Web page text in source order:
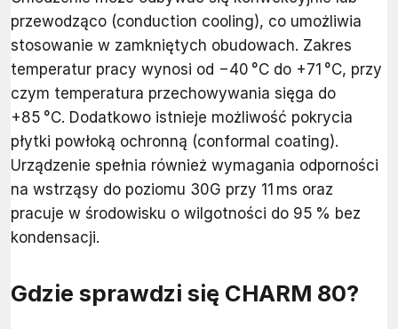
przewodząco (conduction cooling), co umożliwia
stosowanie w zamkniętych obudowach. Zakres
temperatur pracy wynosi od −40 °C do +71 °C, przy
czym temperatura przechowywania sięga do
+85 °C. Dodatkowo istnieje możliwość pokrycia
płytki powłoką ochronną (conformal coating).
Urządzenie spełnia również wymagania odporności
na wstrząsy do poziomu 30G przy 11 ms oraz
pracuje w środowisku o wilgotności do 95 % bez
kondensacji.
Gdzie sprawdzi się CHARM 80?